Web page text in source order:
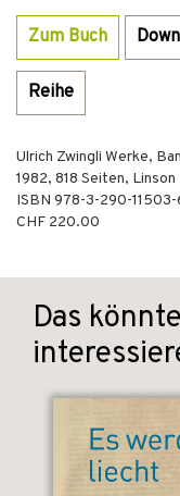
Zum Buch
Reihe
Ulrich Zwingli Werke,
1982, 818 Seiten, Linson
ISBN 978-3-290-11503-
CHF 220.00
Das